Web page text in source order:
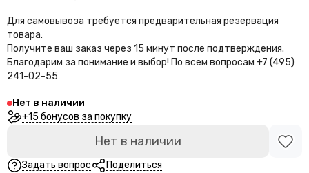
Для самовывоза требуется предварительная резервация
товара.
Получите ваш заказ через 15 минут после подтверждения.
Благодарим за понимание и выбор! По всем вопросам +7 (495)
241-02-55
Нет в наличии
+15 бонусов за покупку
Нет в наличии
Задать вопрос Поделиться